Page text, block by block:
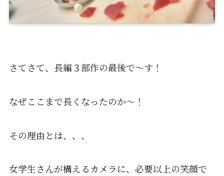
さてさて、長編３部作の最後で～す！
なぜここまで長くなったのか～！
その理由とは、、、
女学生さんが構えるカメラに、必要以上の笑顔で